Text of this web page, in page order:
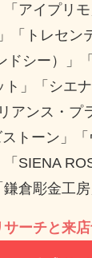
「アイプリ
「トレセン
ドシー）」
ト」「シエ
アンス・プ
トーン」
「SIENA
倉彫金工房
ーチと来